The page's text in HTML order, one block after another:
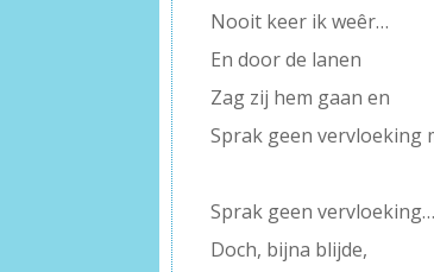
Nooit keer ik weêr…
En door de lanen
Zag zij hem gaan en
Sprak geen vervloeking
Sprak geen vervloeking…
Doch, bijna blijde,